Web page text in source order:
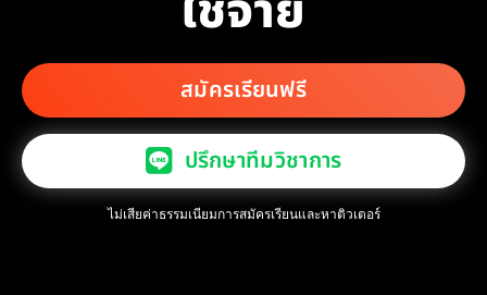
สมัครเรียนฟรี
ปรึกษาทีมวิชาการ
ไม่เสียค่าธรรมเนียมการสมัครเรียนและหาติวเตอร์